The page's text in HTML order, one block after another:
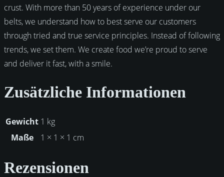
crust. With more than 50 years of experience under our
belts, we understand how to best serve our customers
through tried and true service principles. Instead of following
trends, we set them. We create food we’re proud to serve
and deliver it fast, with a smile.
Zusätzliche Informationen
Gewicht 1 kg
Maße
1 × 1 × 1 cm
Rezensionen